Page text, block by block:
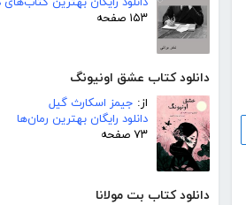
۱۵۳ صفحه
دانلود کتاب عشق اونیونگ
از: جیمز اسکارث گیل
دانلود رایگان بهترین رمان‌ها
۷۳ صفحه
دانلود کتاب بت مولانا